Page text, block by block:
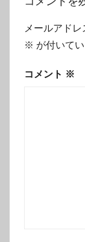
メールアド
※ が付いて
コメント ※